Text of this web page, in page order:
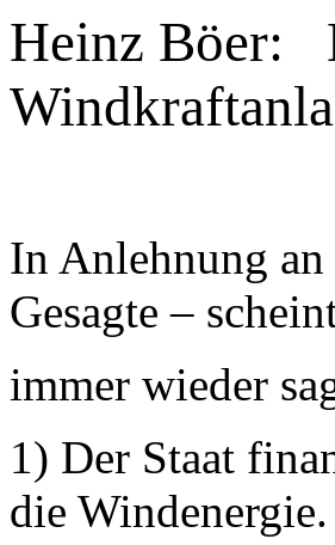
Heinz Böer:
In Anlehnung
Gesagte –
immer wieder
1) Der Staat
die Windenergie.